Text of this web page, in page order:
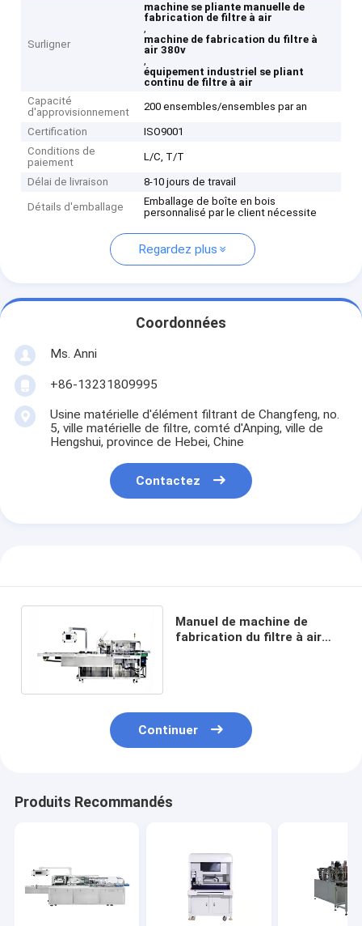
Surligner
machine se pliante manuelle de
fabrication de filtre à air
,
machine de fabrication du filtre à
air 380v
,
équipement industriel se pliant
continu de filtre à air
Capacité
d'approvisionnement
200 ensembles/ensembles par an
Certification
ISO9001
Conditions de
paiement
L/C, T/T
Délai de livraison 8-10 jours de travail
Détails d'emballage
Emballage de boîte en bois
personnalisé par le client nécessite
Regardez plus
Coordonnées
Ms. Anni
+86-13231809995
Usine matérielle d'élément filtrant de Changfeng, no.
5, ville matérielle de filtre, comté d'Anping, ville de
Hengshui, province de Hebei, Chine
Contactez
Manuel de machine de
fabrication du filtre à air
Continuer
Produits Recommandés